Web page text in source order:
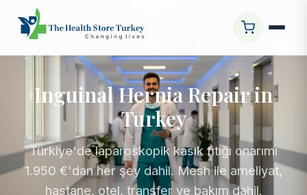
Inguinal Hernia Repair in
Turkey
Türkiye'de laparoskopik kasık fıtığı onarımı
1.950 €'dan her şey dahil. Mesh ile ameliyat,
hastane, otel, transfer ve bakım dahil.